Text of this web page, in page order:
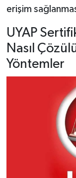
erişim
UYAP
Nasıl
Yöntemler